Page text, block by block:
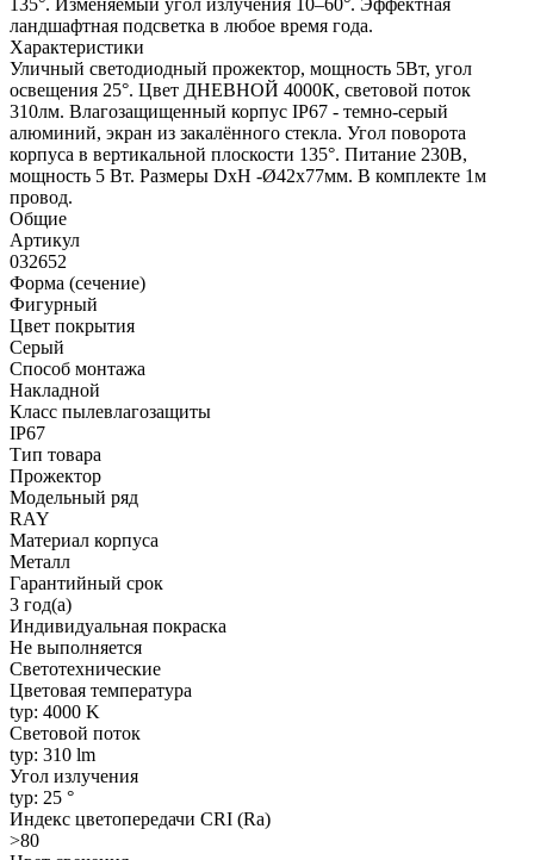
ландшафтная подсветка в любое время года.
Характеристики
Уличный светодиодный прожектор, мощность 5Вт, угол
освещения 25°. Цвет ДНЕВНОЙ 4000К, световой поток
310лм. Влагозащищенный корпус IP67 - темно-серый
алюминий, экран из закалённого стекла. Угол поворота
корпуса в вертикальной плоскости 135°. Питание 230В,
мощность 5 Вт. Размеры DxH -Ø42х77мм. В комплекте 1м
провод.
Общие
Артикул
032652
Форма (сечение)
Фигурный
Цвет покрытия
Серый
Способ монтажа
Накладной
Класс пылевлагозащиты
IP67
Тип товара
Прожектор
Модельный ряд
RAY
Материал корпуса
Металл
Гарантийный срок
3 год(а)
Индивидуальная покраска
Не выполняется
Светотехнические
Цветовая температура
typ: 4000 K
Световой поток
typ: 310 lm
Угол излучения
typ: 25 °
Индекс цветопередачи CRI (Ra)
>80